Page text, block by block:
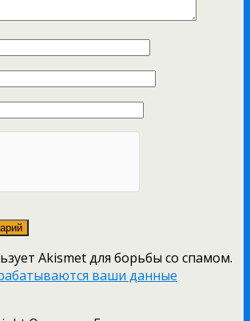
Akismet для борьбы со спамом.
ваши данные